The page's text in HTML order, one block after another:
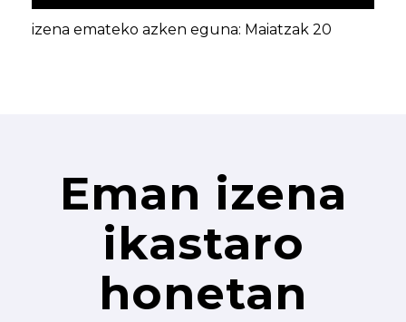
izena emateko azken eguna: Maiatzak 20
Eman izena
ikastaro
honetan